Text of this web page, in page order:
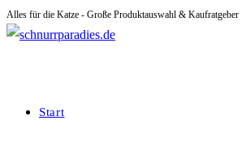
Zum
Inhalt
Alles für die Katze - Große Produktauswahl & Kaufratgeber
Start